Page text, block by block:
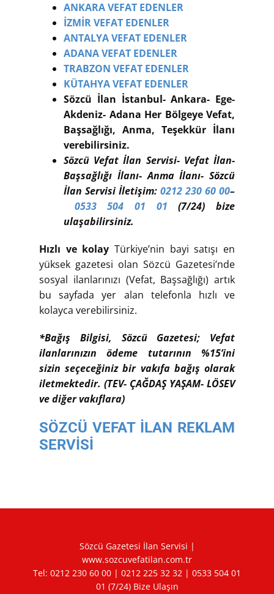
ANKARA VEFAT EDENLER
İZMİR VEFAT EDENLER
ANTALYA VEFAT EDENLER
ADANA VEFAT EDENLER
TRABZON VEFAT EDENLER
KÜTAHYA VEFAT EDENLER
Sözcü İlan İstanbul- Ankara- Ege-
Akdeniz- Adana Her Bölgeye Vefat,
Başsağlığı, Anma, Teşekkür İlanı
verebilirsiniz.
Sözcü Vefat İlan Servisi- Vefat İlan-
Başsağlığı İlanı- Anma İlanı- Sözcü
İlan Servisi İletişim: 0212 230 60 00–
0533 504 01 01 (7/24) bize
ulaşabilirsiniz.
Hızlı ve kolay Türkiye’nin bayi satışı en
yüksek gazetesi olan Sözcü Gazetesi’nde
sosyal ilanlarınızı (Vefat, Başsağlığı) artık
bu sayfada yer alan telefonla hızlı ve
kolayca verebilirsiniz.
*Bağış Bilgisi, Sözcü Gazetesi; Vefat
ilanlarınızın ödeme tutarının %15’ini
sizin seçeceğiniz bir vakıfa bağış olarak
iletmektedir. (TEV- ÇAĞDAŞ YAŞAM- LÖSEV
ve diğer vakıflara)
SÖZCÜ VEFAT İLAN REKLAM
SERVİSİ
Sözcü Gazetesi İlan Servisi |
www.sozcuvefatilan.com.tr
Tel: 0212 230 60 00 | 0212 225 32 32 | 0533 504 01
01 (7/24) Bize Ulaşın